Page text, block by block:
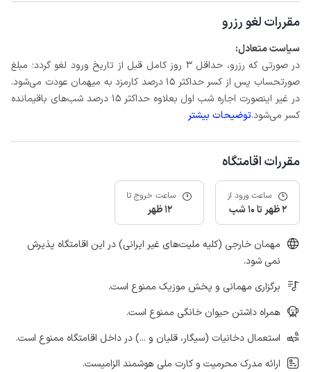
مقررات لغو رزرو
سیاست متعادل:
در صورتی که رزرو، حداقل 3 روز کامل قبل از تاریخ ورود لغو گردد؛ مبلغ
صورتحساب پس از کسر حداکثر 15 درصد کارمزد به میهمان عودت می‌شود.
در غیر اینصورت اجاره شب اول بعلاوه حداکثر 15 درصد شب‌های باقیمانده
کسر می‌شود.توضیحات بیشتر
مقررات اقامتگاه
ساعت ورود از
2 ظهر تا 10 شب
ساعت خروج تا
12 ظهر
مهمان خارجی (کلیه ملیت‌های غیر ایرانی) در این اقامتگاه پذیرش
نمی شود.
برگزاری مهمانی و پخش موزیک ممنوع است.
همراه داشتن حیوان خانگی ممنوع است.
استعمال دخانیات (سیگار، قلیان و ...) در داخل اقامتگاه ممنوع است.
ارائه مدرک محرمیت و کارت ملی هوشمند الزامیست.